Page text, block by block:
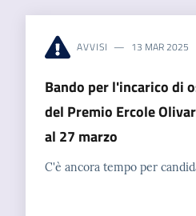
AVVISI 13 MAR 2025
Bando per l'incarico di
del Premio Ercole
al 27 marzo
C'è ancora tempo per